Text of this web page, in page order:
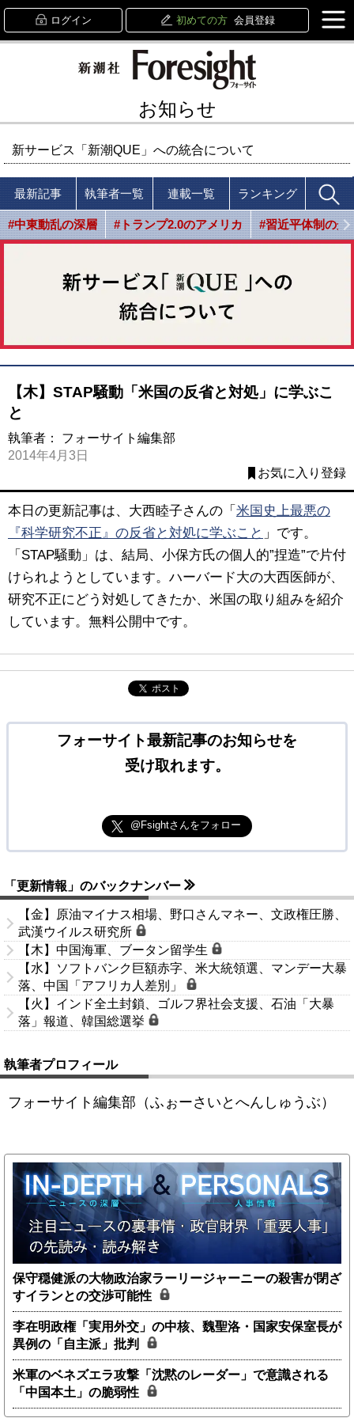
ログイン 初めての方 会員登録
お知らせ
新サービス「新潮QUE」への統合について
最新記事 執筆者一覧 連載一覧 ランキング
#中東動乱の深層 #トランプ2.0のアメリカ #習近平体制の光
【木】STAP騒動「米国の反省と対処」に学ぶこ
と
執筆者： フォーサイト編集部
2014年4月3日
お気に入り登録
本日の更新記事は、大西睦子さんの「 米国史上最悪の
『科学研究不正』の反省と対処に学ぶこと 」です。
「STAP騒動」は、結局、小保方氏の個人的”捏造”で片付
けられようとしています。ハーバード大の大西医師が、
研究不正にどう対処してきたか、米国の取り組みを紹介
しています。無料公開中です。
ポスト
フォーサイト最新記事のお知らせを
受け取れます。
@Fsightさんをフォロー
「更新情報」のバックナンバー
【金】原油マイナス相場、野口さんマネー、文政権圧勝、
武漢ウイルス研究所
【木】中国海軍、ブータン留学生
【水】ソフトバンク巨額赤字、米大統領選、マンデー大暴
落、中国「アフリカ人差別」
【火】インド全土封鎖、ゴルフ界社会支援、石油「大暴
落」報道、韓国総選挙
執筆者プロフィール
フォーサイト編集部（ふぉーさいとへんしゅうぶ）
保守穏健派の大物政治家ラーリージャーニーの殺害が閉ざ
すイランとの交渉可能性
李在明政権「実用外交」の中核、魏聖洛・国家安保室長が
異例の「自主派」批判
米軍のベネズエラ攻撃「沈黙のレーダー」で意識される
「中国本土」の脆弱性